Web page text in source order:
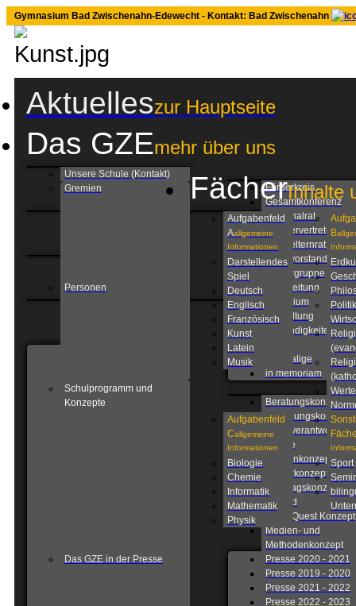
Gymnasium Bad Zwischenahn-Edewecht - Kontakt: Bad Zwischenahn
Aktuelleszur Hauptseite
Das GZEmehr über uns
Unsere Schule (Kontakt)
Gremien
Förderkreis
Gesamtkonferenz
Personalrat
Schülervertretung
Schulelternrat
Schulvorstand
Steuergruppe
Personen
Schulleitung
Kollegium
Verwaltung
Zuständigkeiten am
Ehemalige
in memoriam
Schulprogramm und
Konzepte
Beratungskonzept
Betreuungskonzept
Eigenverantwortliche
Schule
Fahrtenkonzept
Förderkonzept
Ganztagskonzept
Leitbild
Lions Quest Konzept
Medien- und
Methodenkonzept
Das GZE in der Presse
Presse 2020 - 2021
Presse 2019 - 2020
Presse 2021 - 2022
Presse 2022 - 2023
FächerInhalte
Aufgabenfeld
Aallgemeine
Informationen
Darstellendes
Spiel
Deutsch
Englisch
Französisch
Kunst
Latein
Musik
B
Aufgabenfeld
Callgemeine
Informationen
Biologie
Chemie
Informatik
Mathematik
Physik
Sport